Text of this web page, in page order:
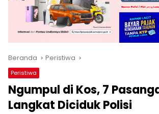
Beranda Peristiwa
Peristiwa
Ngumpul di Kos, 7
Langkat Diciduk Polisi